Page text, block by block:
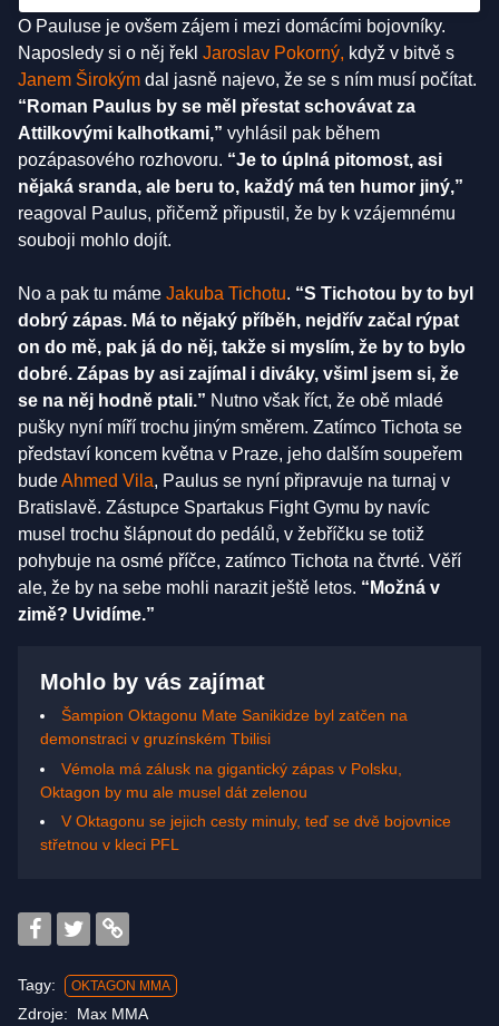
O Pauluse je ovšem zájem i mezi domácími bojovníky.
Naposledy si o něj řekl Jaroslav Pokorný, když v bitvě s
Janem Širokým dal jasně najevo, že se s ním musí počítat.
“Roman Paulus by se měl přestat schovávat za
Attilkovými kalhotkami,” vyhlásil pak během
pozápasového rozhovoru. “Je to úplná pitomost, asi
nějaká sranda, ale beru to, každý má ten humor jiný,”
reagoval Paulus, přičemž připustil, že by k vzájemnému
souboji mohlo dojít.
No a pak tu máme Jakuba Tichotu. “S Tichotou by to byl
dobrý zápas. Má to nějaký příběh, nejdřív začal rýpat
on do mě, pak já do něj, takže si myslím, že by to bylo
dobré. Zápas by asi zajímal i diváky, všiml jsem si, že
se na něj hodně ptali.” Nutno však říct, že obě mladé
pušky nyní míří trochu jiným směrem. Zatímco Tichota se
představí koncem května v Praze, jeho dalším soupeřem
budeAhmed Vila, Paulus se nyní připravuje na turnaj v
Bratislavě. Zástupce Spartakus Fight Gymu by navíc
musel trochu šlápnout do pedálů, v žebříčku se totiž
pohybuje na osmé příčce, zatímco Tichota na čtvrté. Věří
ale, že by na sebe mohli narazit ještě letos. “Možná v
zimě? Uvidíme.”
Mohlo by vás zajímat
Šampion Oktagonu Mate Sanikidze byl zatčen na
demonstraci v gruzínském Tbilisi
Vémola má zálusk na gigantický zápas v Polsku,
Oktagon by mu ale musel dát zelenou
V Oktagonu se jejich cesty minuly, teď se dvě bojovnice
střetnou v kleci PFL
Tagy: OKTAGON MMA
Zdroje: Max MMA